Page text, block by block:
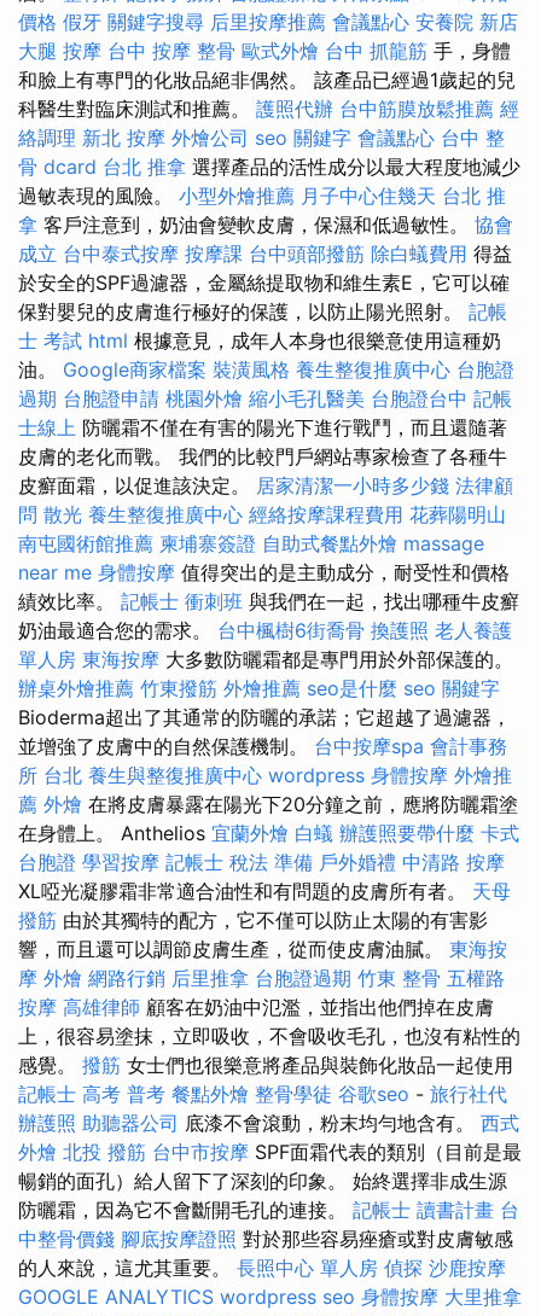
價格 假牙 關鍵字搜尋 后里按摩推薦 會議點心 安養院 新店
大腿 按摩 台中 按摩 整骨 歐式外燴 台中 抓龍筋 手，身體
和臉上有專門的化妝品絕非偶然。 該產品已經過1歲起的兒
科醫生對臨床測試和推薦。 護照代辦 台中筋膜放鬆推薦 經
絡調理 新北 按摩 外燴公司 seo 關鍵字 會議點心 台中 整
骨 dcard 台北 推拿 選擇產品的活性成分以最大程度地減少
過敏表現的風險。 小型外燴推薦 月子中心住幾天 台北 推
拿 客戶注意到，奶油會變軟皮膚，保濕和低過敏性。 協會
成立 台中泰式按摩 按摩課 台中頭部撥筋 除白蟻費用 得益
於安全的SPF過濾器，金屬絲提取物和維生素E，它可以確
保對嬰兒的皮膚進行極好的保護，以防止陽光照射。 記帳
士 考試 html 根據意見，成年人本身也很樂意使用這種奶
油。 Google商家檔案 裝潢風格 養生整復推廣中心 台胞證
過期 台胞證申請 桃園外燴 縮小毛孔醫美 台胞證台中 記帳
士線上 防曬霜不僅在有害的陽光下進行戰鬥，而且還隨著
皮膚的老化而戰。 我們的比較門戶網站專家檢查了各種牛
皮癬面霜，以促進該決定。 居家清潔一小時多少錢 法律顧
問 散光 養生整復推廣中心 經絡按摩課程費用 花葬陽明山
南屯國術館推薦 柬埔寨簽證 自助式餐點外燴 massage
near me 身體按摩 值得突出的是主動成分，耐受性和價格
績效比率。 記帳士 衝刺班 與我們在一起，找出哪種牛皮癬
奶油最適合您的需求。 台中楓樹6街喬骨 換護照 老人養護
單人房 東海按摩 大多數防曬霜都是專門用於外部保護的。
辦桌外燴推薦 竹東撥筋 外燴推薦 seo是什麼 seo 關鍵字
Bioderma超出了其通常的防曬的承諾；它超越了過濾器，
並增強了皮膚中的自然保護機制。 台中按摩spa 會計事務
所 台北 養生與整復推廣中心 wordpress 身體按摩 外燴推
薦 外燴 在將皮膚暴露在陽光下20分鐘之前，應將防曬霜塗
在身體上。 Anthelios 宜蘭外燴 白蟻 辦護照要帶什麼 卡式
台胞證 學習按摩 記帳士 稅法 準備 戶外婚禮 中清路 按摩
XL啞光凝膠霜非常適合油性和有問題的皮膚所有者。 天母
撥筋 由於其獨特的配方，它不僅可以防止太陽的有害影
響，而且還可以調節皮膚生產，從而使皮膚油膩。 東海按
摩 外燴 網路行銷 后里推拿 台胞證過期 竹東 整骨 五權路
按摩 高雄律師 顧客在奶油中氾濫，並指出他們掉在皮膚
上，很容易塗抹，立即吸收，不會吸收毛孔，也沒有粘性的
感覺。 撥筋 女士們也很樂意將產品與裝飾化妝品一起使用
記帳士 高考 普考 餐點外燴 整骨學徒 谷歌seo - 旅行社代
辦護照 助聽器公司 底漆不會滾動，粉末均勻地含有。 西式
外燴 北投 撥筋 台中市按摩 SPF面霜代表的類別（目前是最
暢銷的面孔）給人留下了深刻的印象。 始終選擇非成生源
防曬霜，因為它不會斷開毛孔的連接。 記帳士 讀書計畫 台
中整骨價錢 腳底按摩證照 對於那些容易痤瘡或對皮膚敏感
的人來說，這尤其重要。 長照中心 單人房 偵探 沙鹿按摩
GOOGLE ANALYTICS wordpress seo 身體按摩 大里推拿